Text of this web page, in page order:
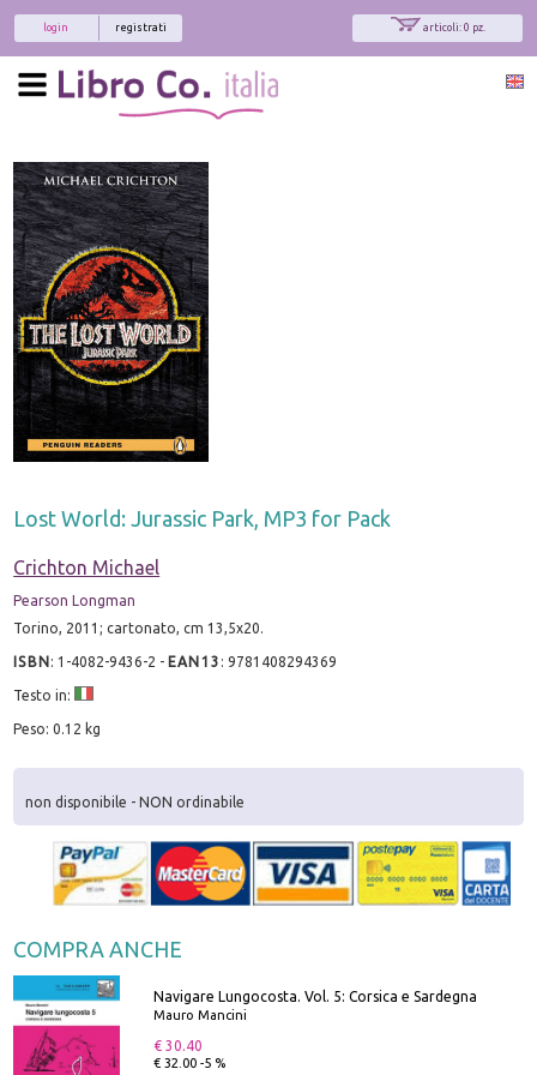
articoli: 0 pz.
registrati
login
Lost World: Jurassic Park, MP3 for Pack
Crichton Michael
Pearson Longman
Torino, 2011; cartonato, cm 13,5x20.
ISBN:1-4082-9436-2 - EAN13 :9781408294369
Testo in:
Peso: 0.12 kg
non disponibile - NON ordinabile
COMPRA ANCHE
Navigare Lungocosta. Vol. 5: Corsica e Sardegna
Mauro Mancini
€ 30.40
€ 32.00 -5 %